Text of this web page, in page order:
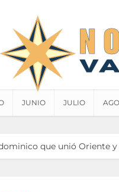
JUNIO JULIO
que unió Oriente